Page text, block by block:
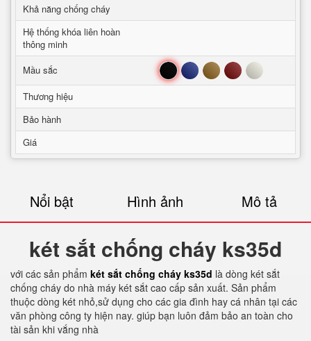
Khả năng chống cháy
Hệ thống khóa liên hoàn
thông minh
Mầu sắc
Đen Xanh Nâu Đỏ Trắng
Thương hiệu
Bảo hành
Giá
Nổi bật Hình ảnh Mô tả
két sắt chống cháy ks35d
với các sản phẩm két sắt chống cháy ks35d là dòng két sắt
chống cháy do nhà máy két sắt cao cấp sản xuất. Sản phẩm
thuộc dòng két nhỏ,sử dụng cho các gia đình hay cá nhân tại các
văn phòng công ty hiện nay. giúp bạn luôn đảm bảo an toàn cho
tài sản khi vắng nhà